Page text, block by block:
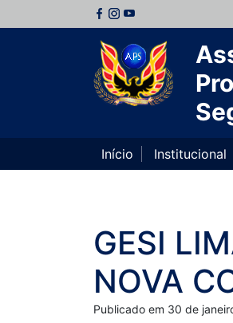
Início Institucional
GESI
NOVA
Publicado em 30 de